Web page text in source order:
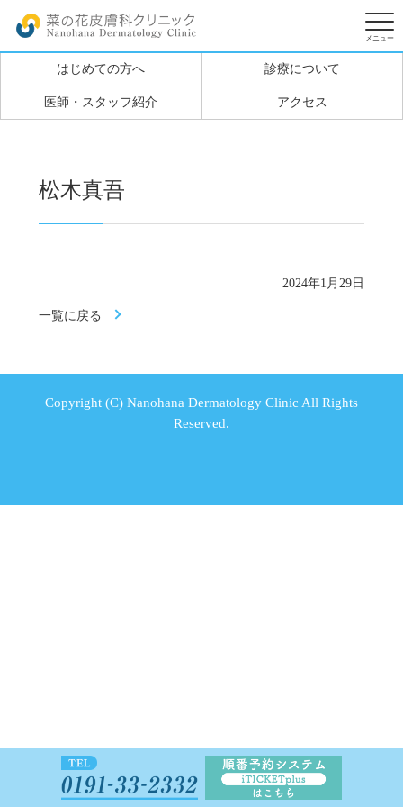
はじめての方へ 診療について
医師・スタッフ紹介 アクセス
松木真吾
2024年1月29日
一覧に戻る
Copyright (C) Nanohana Dermatology Clinic All Rights
Reserved.